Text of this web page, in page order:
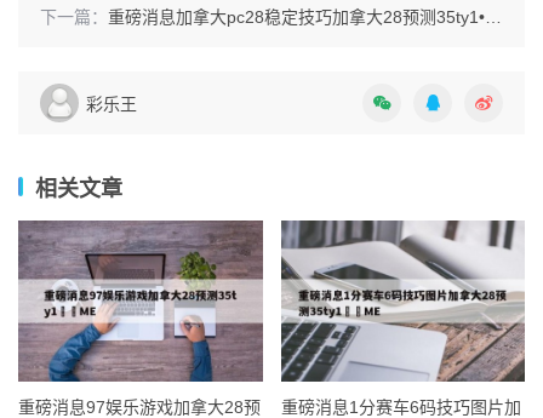
下一篇： 重磅消息加拿大pc28稳定技巧加拿大28预测35ty1 •ME
彩乐王
相关文章
重磅消息97娱乐游戏加拿大28预
重磅消息1分赛车6码技巧图片加